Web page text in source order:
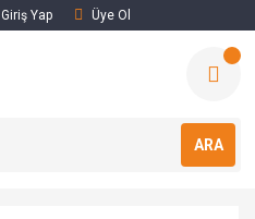
Giriş Yap Üye Ol
ARA